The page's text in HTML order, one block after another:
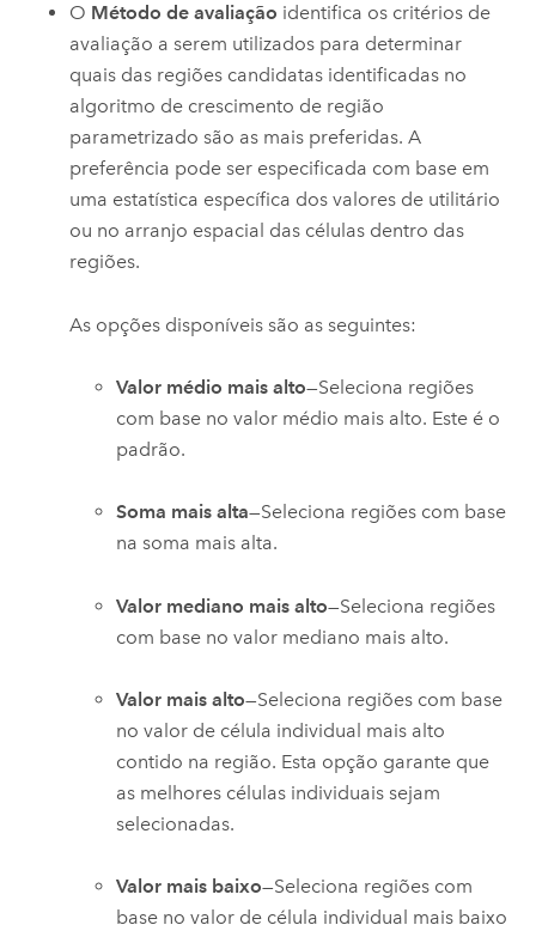
O Método de avaliação identifica os critérios de
avaliação a serem utilizados para determinar
quais das regiões candidatas identificadas no
algoritmo de crescimento de região
parametrizado são as mais preferidas. A
preferência pode ser especificada com base em
uma estatística específica dos valores de utilitário
ou no arranjo espacial das células dentro das
regiões.
As opções disponíveis são as seguintes:
Valor médio mais alto—Seleciona regiões
com base no valor médio mais alto. Este é o
padrão.
Soma mais alta—Seleciona regiões com base
na soma mais alta.
Valor mediano mais alto—Seleciona regiões
com base no valor mediano mais alto.
Valor mais alto—Seleciona regiões com base
no valor de célula individual mais alto
contido na região. Esta opção garante que
as melhores células individuais sejam
selecionadas.
Valor mais baixo—Seleciona regiões com
base no valor de célula individual mais baixo